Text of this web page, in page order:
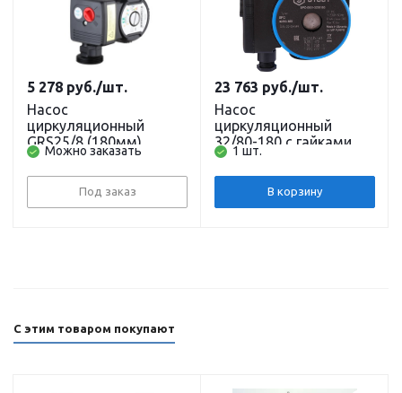
Насос
циркуляционный
GRS25/8 (180мм)
(обмотка медь) с
гайками и кабелем
PUMPMAN
Можно заказать
5 278 руб./шт.
Под заказ
Насос
циркуляционный
32/80-180 с гайками
STOUT
1 шт.
23 763 руб./шт.
В корзину
С этим товаром покупают